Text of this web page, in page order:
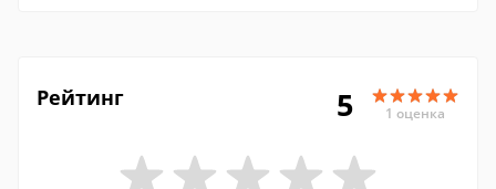
Рейтинг 5 1 оценка